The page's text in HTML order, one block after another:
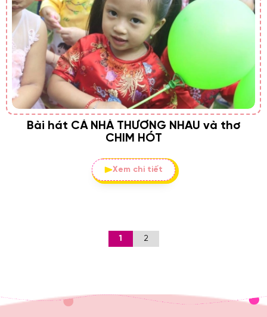
Bài hát CẢ NHÀ THƯƠNG NHAU và thơ
CHIM HÓT
Xem chi tiết
1 2